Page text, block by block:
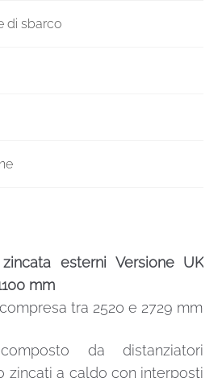
di sbarco
esterni Versione UK
mm
tra 2520 e 2729 mm
da distanziatori
zincati a caldo con interposti